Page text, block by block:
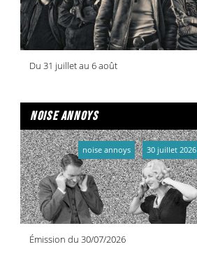
Du 31 juillet au 6 août
noise annoys
Émission du 30/07/2026
noise annoys 30 juillet 2026